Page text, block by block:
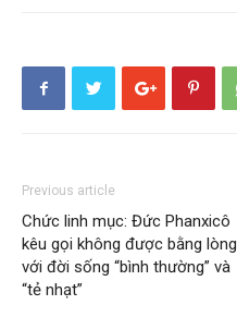
Previous article
Chức linh mục: Đức Phanxicô
kêu gọi không được bằng lòng
với đời sống “bình thường” và
“tẻ nhạt”